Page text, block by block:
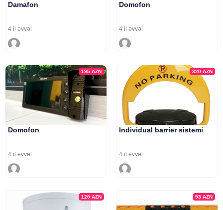
Damafon
4 il əvvəl
Domofon
4 il əvvəl
195AZN
Domofon
4 il əvvəl
320 AZN
Individual barrier sistemi
4 il əvvəl
120AZN 93 AZN